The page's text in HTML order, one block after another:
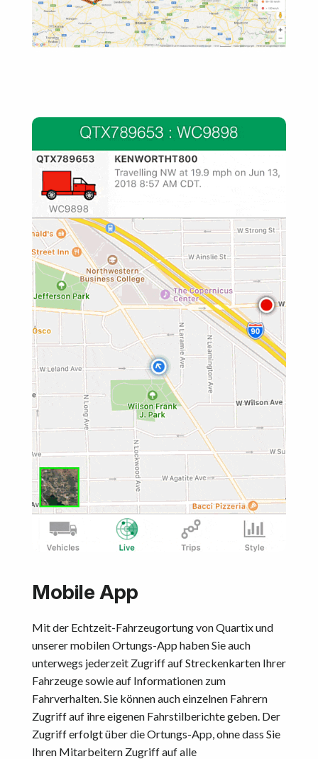
Mobile App
Mit der Echtzeit-Fahrzeugortung von Quartix und
unserer mobilen Ortungs-App haben Sie auch
unterwegs jederzeit Zugriff auf Streckenkarten Ihrer
Fahrzeuge sowie auf Informationen zum
Fahrverhalten. Sie können auch einzelnen Fahrern
Zugriff auf ihre eigenen Fahrstilberichte geben. Der
Zugriff erfolgt über die Ortungs-App, ohne dass Sie
Ihren Mitarbeitern Zugriff auf alle